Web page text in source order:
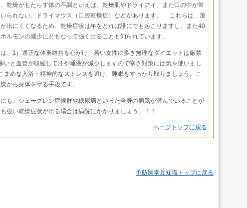
乾燥がもたらす体の不調といえば、乾燥肌やドライアイ、また口の中が常
られない、ドライマウス（口腔乾燥症）などがあります。 これらは、加
出にくくなるため、乾燥症状は年をとれば誰にでも起こりますし、また40
ルモンの減少にともなって強く出ることも知られています。
、1）適正な体重維持を心がけ、若い女性に多き無理なダイエットは厳禁
いと血管が収縮して汗や唾液が減少しますので寒さ対策には気を使いまし
まめな入浴・精神的なストレスを避け、睡眠をすっかり取りましょう。こ
から身体を守る手段です。
も、シェーグレン症候群や糖尿病といった全身の病気が潜んでいることが
強い乾燥症状が出る場合は病院にかかりましょう。！！
ページトップに戻る
予防医学豆知識トップに戻る